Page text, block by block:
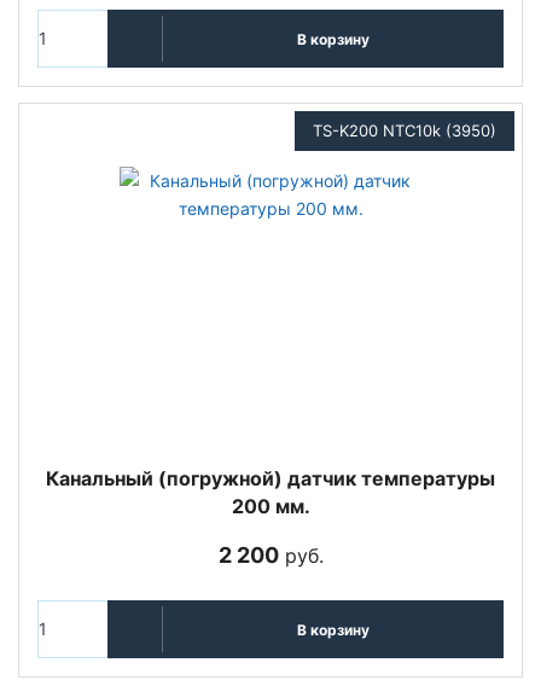
В корзину
TS-K200 NTC10k (3950)
Канальный (погружной) датчик температуры
200 мм.
2 200руб.
В корзину